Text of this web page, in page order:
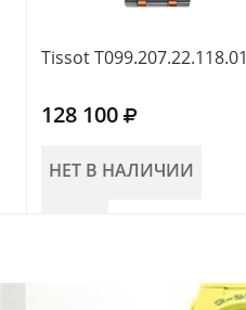
Tissot T099.207.22.118.01
128 100
НЕТ В НАЛИЧИИ